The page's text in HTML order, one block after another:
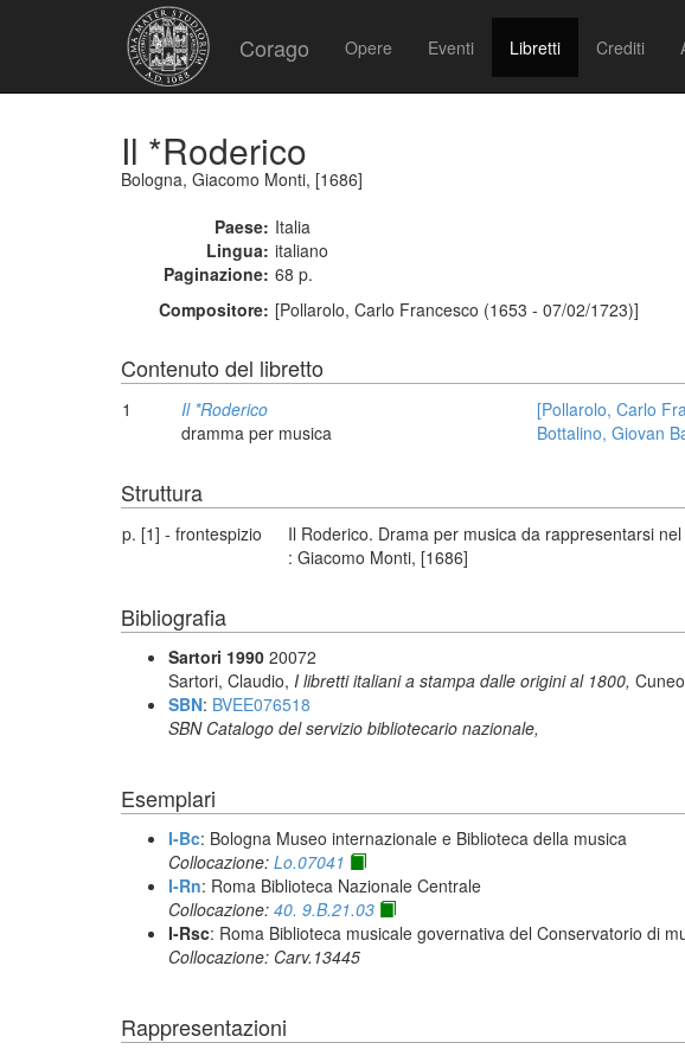
Corago Opere Eventi Libretti Crediti
Il *Roderico
Bologna, Giacomo Monti, [1686]
Paese: Italia
Lingua: italiano
Paginazione: 68 p.
Compositore: [Pollarolo, Carlo Francesco (1653 - 07/02/1723)]
Contenuto del libretto
1
Il *Roderico
dramma per musica
[Pollarolo, Carlo
Bottalino, Giovan
Struttura
p. [1] - frontespizio
Il Roderico. Drama per musica da rappresentarsi
: Giacomo Monti, [1686]
Bibliografia
Sartori 1990 20072
Sartori, Claudio, I libretti italiani a stampa dalle origini al 1800,
SBN: BVEE076518
SBN Catalogo del servizio bibliotecario nazionale,
Esemplari
I-Bc: Bologna Museo internazionale e Biblioteca della musica
Collocazione: Lo.07041
I-Rn: Roma Biblioteca Nazionale Centrale
Collocazione: 40. 9.B.21.03
I-Rsc: Roma Biblioteca musicale governativa del Conservatorio di
Collocazione: Carv.13445
Rappresentazioni